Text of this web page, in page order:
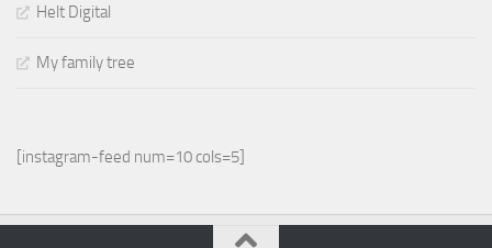
Helt Digital
My family tree
[instagram-feed num=10 cols=5]